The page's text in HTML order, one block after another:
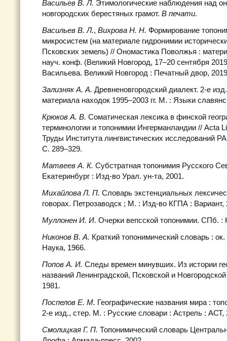
Васильев В. Л. Этимологические наблюдения над
новгородских берестяных грамот. В печати.
Васильев В. Л., Вихрова Н. Н. Формирование
микросистем (на материале гидронимии
Псковских земель) // Ономастика Поволжья :
науч. конф. (Великий Новгород, 17–20 сентября
Васильева. Великий Новгород : Печатный двор,
Зализняк А. А. Древненовгородский диалект. 2-е
материала находок 1995–2003 гг. М. : Языки
Крюков А. В. Соматическая лексика в финской
терминологии и топонимии Ингерманландии // Acta
Труды Института лингвистических исследований
С. 289–329.
Матвеев А. К. Субстратная топонимия Русского
Екатеринбург : Изд-во Урал. ун-та, 2001.
Михайлова Л. П. Словарь экстенциальных
говорах. Петрозаводск ; М. : Изд-во КГПА : Вариант,
Муллонен И. И. Очерки вепсской топонимии. СПб. :
Никонов В. А. Краткий топонимический словарь :
Наука, 1966.
Попов А. И. Следы времен минувших. Из истории
названий Ленинградской, Псковской и
1981.
Поспелов Е. М. Географические названия мира :
2-е изд., стер. М. : Русские словари : Астрель : АСТ,
Смолицкая Г. П. Топонимический словарь